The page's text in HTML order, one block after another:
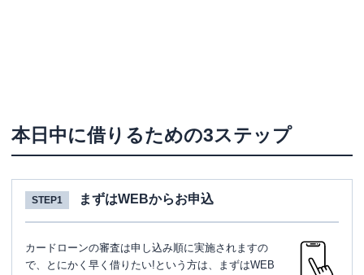
本日中に借りるための3ステップ
STEP1 まずはWEBからお申込
カードローンの審査は申し込み順に実施されますの
で、とにかく早く借りたい!という方は、まずはWEB